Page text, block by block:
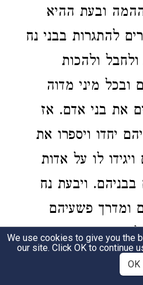
ובעת ההיא
להתגרות בבני נח
ולהכות
ובכל מיני מדוה
את בני אדם. אז
יחדו ויספרו את
לו על אדות
ויבעת נח
ומדרך פשעיהם
ומדוים אז
בני ביתו וביתו
We use cookies to give you the
our site. Click OK to continue
OK